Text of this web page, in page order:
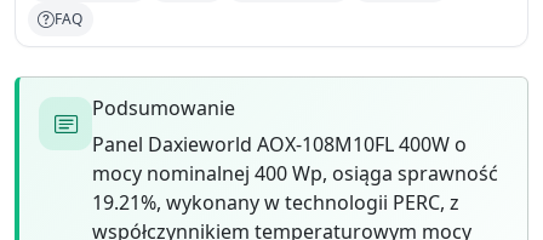
FAQ
Podsumowanie
Panel Daxieworld AOX-108M10FL 400W o
mocy nominalnej 400 Wp, osiąga sprawność
19.21%, wykonany w technologii PERC, z
współczynnikiem temperaturowym mocy